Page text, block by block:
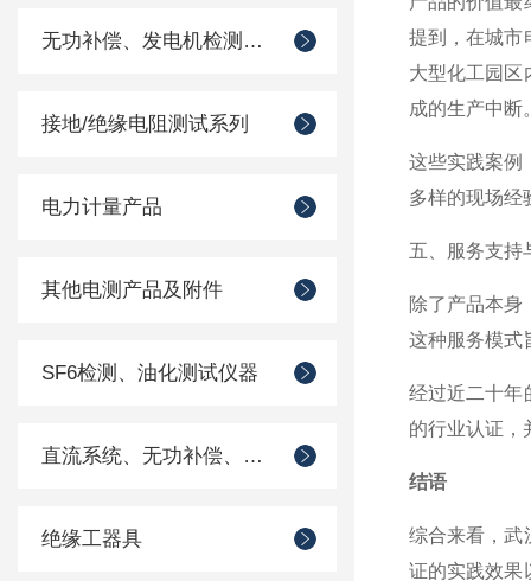
无功补偿、发电机检测仪器
接地/绝缘电阻测试系列
电力计量产品
其他电测产品及附件
SF6检测、油化测试仪器
直流系统、无功补偿、电池电机检测仪器
绝缘工器具
提到，在城市
大型化工园区
成的生产中断
这些实践案例
多样的现场经
五、服务支持
除了产品本
这种服务模式
经过近二十年
的行业认证，
结语
综合来看，武
证的实践效果